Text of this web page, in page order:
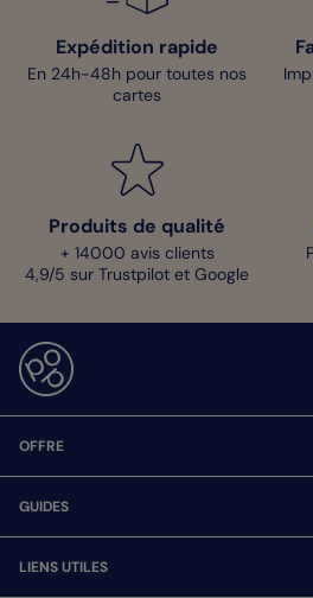
Expédition rapide
En 24h-48h pour toutes nos
cartes
Produits de qualité
+ 14000 avis clients
4,9/5 sur Trustpilot et Google
OFFRE
GUIDES
LIENS UTILES